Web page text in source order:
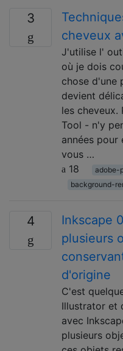
3
cheveux
J'utilise l'
où je dois
chose d'une
devient
les cheveux.
Tool - n'y
années pour
vous …
18
adobe-
background-
4
Inkscape
plusieurs
d'origine
C'est
Illustrator et
avec
plusieurs